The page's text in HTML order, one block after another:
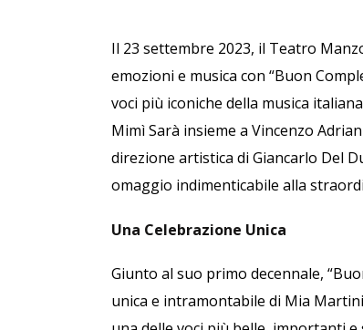
Il 23 settembre 2023, il Teatro
emozioni e musica con “Buon
voci più iconiche della musica
Mimì Sarà insieme a Vincenzo
direzione artistica di Giancarlo Del
omaggio indimenticabile alla
Una Celebrazione Unica
Giunto al suo primo decennale,
unica e intramontabile di Mia